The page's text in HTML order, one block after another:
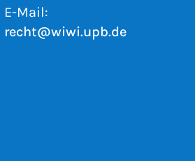
E-Mail:
recht@wiwi.upb.de